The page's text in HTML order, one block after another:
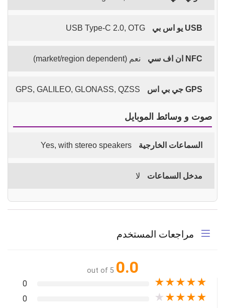
USB يو اس بي USB Type-C 2.0, OTG
NFC ان اف سي نعم (market/region dependent)
GPS جي بي اس GPS, GALILEO, GLONASS, QZSS
صوت و وسائط الموبايل
السماعات الخارجية Yes, with stereo speakers
مدخل السماعات لا
مراجعات المستخدم
0.0
out of 5
★
★
★
★
★
0
★
★
★
★
★
0